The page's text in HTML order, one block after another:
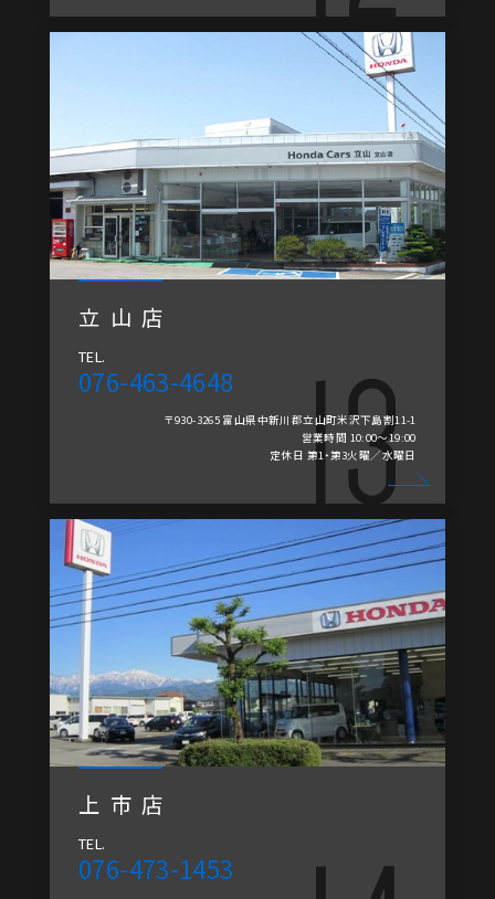
立山店
TEL.
076-463-4648
〒930-3265 富山県中新川郡立山町米沢下島割11-1
営業時間 10:00～19:00
定休日 第1・第3火曜／水曜日
上市店
TEL.
076-473-1453